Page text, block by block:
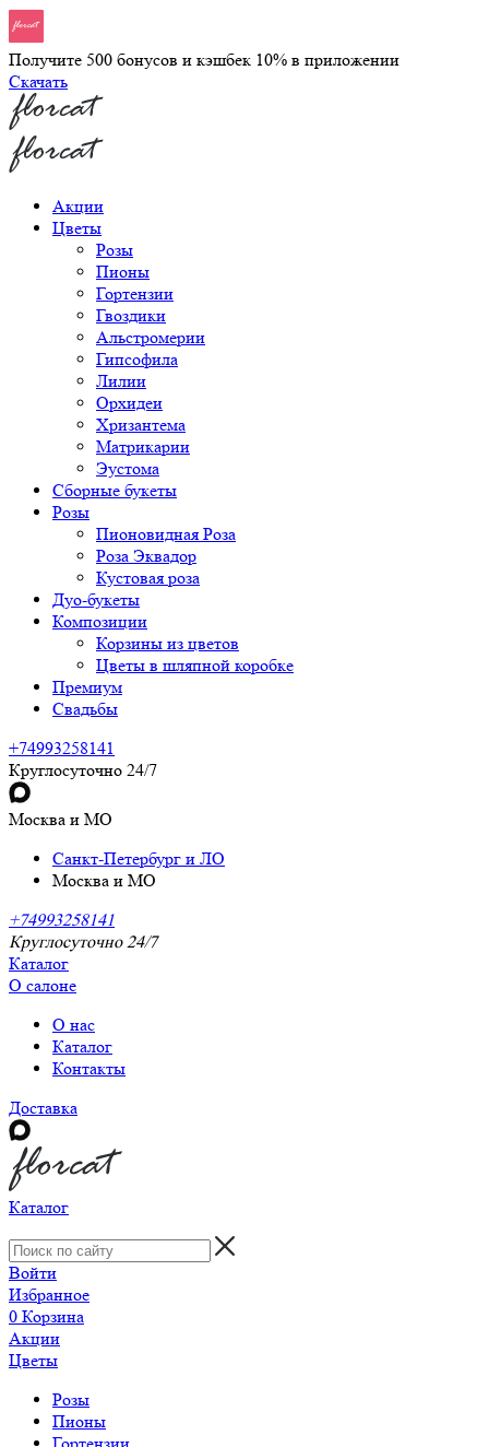
Получите 500 бонусов и кэшбек 10% в приложении
Скачать
Акции
Цветы
Розы
Пионы
Гортензии
Гвоздики
Альстромерии
Гипсофила
Лилии
Орхидеи
Хризантема
Матрикарии
Эустома
Сборные букеты
Розы
Пионовидная Роза
Роза Эквадор
Кустовая роза
Дуо-букеты
Композиции
Корзины из цветов
Цветы в шляпной коробке
Премиум
Свадьбы
+74993258141
Круглосуточно 24/7
Москва и МО
Санкт-Петербург и ЛО
Москва и МО
+74993258141
Круглосуточно 24/7
Каталог
О салоне
О нас
Каталог
Контакты
Доставка
Каталог
Войти
Избранное
0 Корзина
Акции
Цветы
Розы
Пионы